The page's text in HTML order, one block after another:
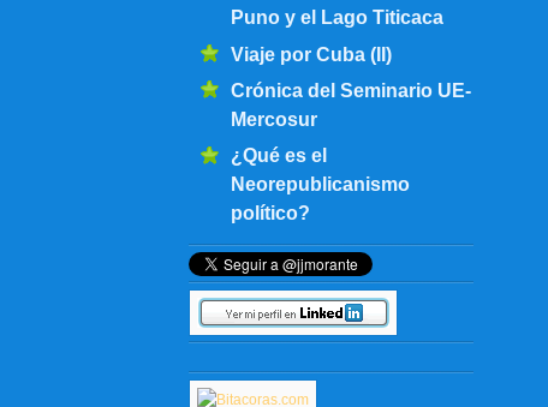
Puno y el Lago Titicaca
Viaje por Cuba (II)
Crónica del Seminario UE-
Mercosur
¿Qué es el
Neorepublicanismo
político?